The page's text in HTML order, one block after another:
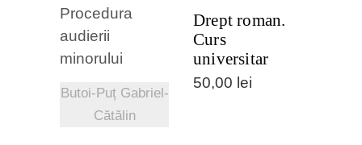
Butoi-Puț Gabriel-
Cătălin
VEZI
DETALII
Drept roman.
Curs
universitar
50,00 lei